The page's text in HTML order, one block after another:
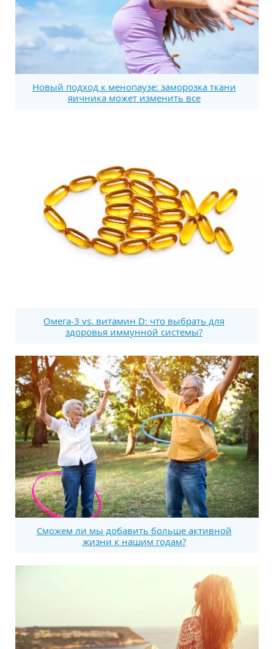
Новый подход к менопаузе: заморозка ткани
яичника может изменить все
Омега-3 vs. витамин D: что выбрать для
здоровья иммунной системы?
Сможем ли мы добавить больше активной
жизни к нашим годам?